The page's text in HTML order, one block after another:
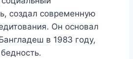
создал современную
Он основал
в 1983 году,